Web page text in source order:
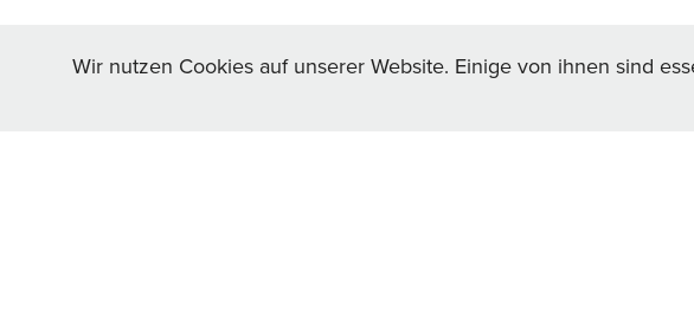
Wir nutzen Cookies auf unserer Website. Einige von ihnen sind